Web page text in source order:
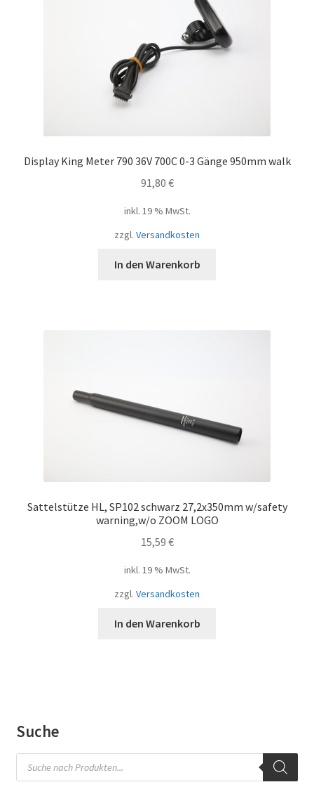
Display King Meter 790 36V 700C 0-3 Gänge 950mm walk
91,80 €
inkl. 19 % MwSt.
zzgl. Versandkosten
In den Warenkorb
Sattelstütze HL, SP102 schwarz 27,2x350mm w/safety
warning,w/o ZOOM LOGO
15,59 €
inkl. 19 % MwSt.
zzgl. Versandkosten
In den Warenkorb
Suche
Products
search